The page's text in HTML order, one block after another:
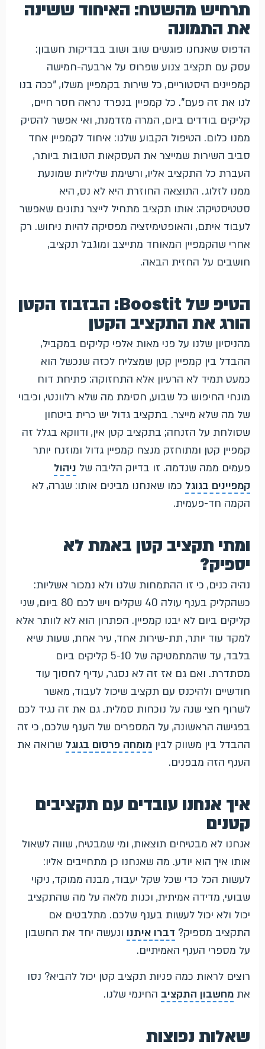
תרחיש מהשטח: האיחוד ששינה
את התמונה
הדפוס שאנחנו פוגשים שוב ושוב בבדיקות חשבון:
עסק עם תקציב צנוע שפרוס על ארבעה-חמישה
קמפיינים היסטוריים, כל שירות בקמפיין משלו, "ככה בנו
לנו את זה פעם". כל קמפיין בנפרד נראה חסר חיים,
קליקים בודדים ביום, המרה מזדמנת, ואי אפשר להסיק
ממנו כלום. הטיפול הקבוע שלנו: איחוד לקמפיין אחד
סביב השירות שמייצר את העסקאות הטובות ביותר,
העברת כל התקציב אליו, ורשימת שליליות שמונעת
ממנו לזלוג. התוצאה החוזרת היא לא נס, היא
סטטיסטיקה: אותו תקציב מתחיל לייצר נתונים שאפשר
לעבוד איתם, והאופטימיזציה מפסיקה להיות ניחוש. רק
אחרי שהקמפיין המאוחד מתייצב ומוגבל תקציב,
חושבים על החזית הבאה.
הטיפ של Boostit: הבזבוז הקטן
הורג את התקציב הקטן
מהניסיון שלנו על פני מאות אלפי קליקים במקביל,
ההבדל בין קמפיין קטן שמצליח לכזה שנכשל הוא
כמעט תמיד לא הרעיון אלא התחזוקה: פתיחת דוח
מונחי החיפוש כל שבוע, חסימת מה שלא רלוונטי, וכיבוי
של מה שלא מייצר. בתקציב גדול יש כרית ביטחון
שסולחת על הזנחה; בתקציב קטן אין, ודווקא בגלל זה
קמפיין קטן ומתוחזק מנצח קמפיין גדול ומוזנח יותר
פעמים ממה שנדמה. זו בדיוק הליבה של ניהול
קמפיינים בגוגל כמו שאנחנו מבינים אותו: שגרה, לא
הקמה חד-פעמית.
ומתי תקציב קטן באמת לא
יספיק?
נהיה כנים, כי זו ההתמחות שלנו ולא נמכור אשליות:
כשהקליק בענף עולה 40 שקלים ויש לכם 80 ביום, שני
קליקים ביום לא יבנו קמפיין. הפתרון הוא לא לוותר אלא
למקד עוד יותר, תת-שירות אחד, עיר אחת, שעות שיא
בלבד, עד שהמתמטיקה של 5-10 קליקים ביום
מסתדרת. ואם גם אז זה לא נסגר, עדיף לחסוך עוד
חודשיים ולהיכנס עם תקציב שיכול לעבוד, מאשר
לשרוף חצי שנה על נוכחות סמלית. גם את זה נגיד לכם
בפגישה הראשונה, על המספרים של הענף שלכם, כי זה
ההבדל בין משווק לבין מומחה פרסום בגוגל שרואה את
הענף הזה מבפנים.
איך אנחנו עובדים עם תקציבים
קטנים
אנחנו לא מבטיחים תוצאות, ומי שמבטיח, שווה לשאול
אותו איך הוא יודע. מה שאנחנו כן מתחייבים אליו:
לעשות הכל כדי שכל שקל יעבוד, מבנה ממוקד, ניקוי
שבועי, מדידה אמיתית, וכנות מלאה על מה שהתקציב
יכול ולא יכול לעשות בענף שלכם. מתלבטים אם
התקציב מספיק? דברו איתנו ונעשה יחד את החשבון
על מספרי הענף האמיתיים.
רוצים לראות כמה פניות תקציב קטן יכול להביא? נסו
את מחשבון התקציב החינמי שלנו.
שאלות נפוצות